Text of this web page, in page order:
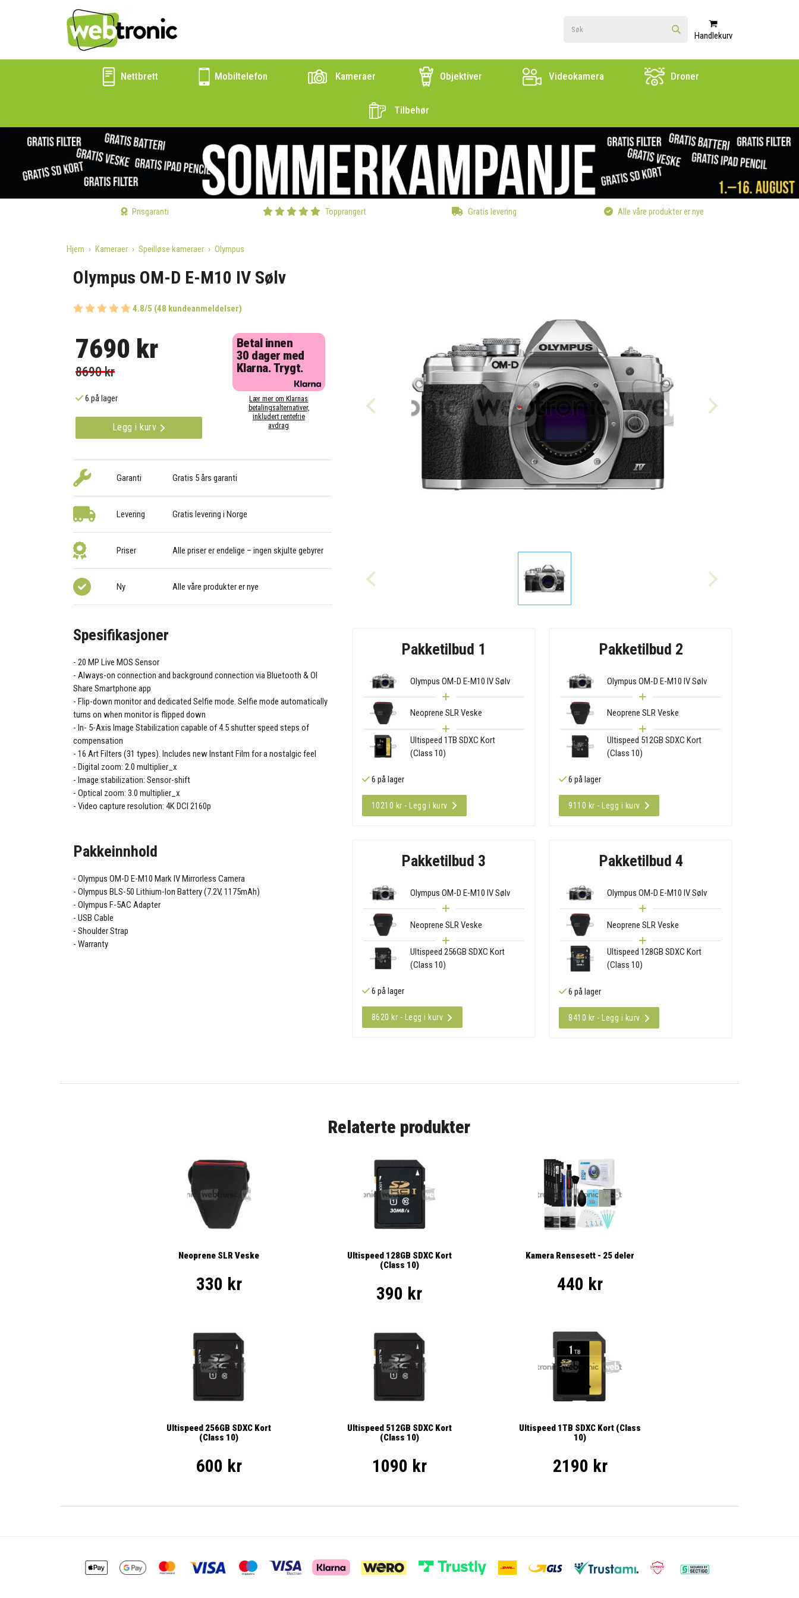
Handlekurv
Nettbrett Mobiltelefon Kameraer Objektiver Videokamera Droner
Tilbehør
Prisgaranti Topprangert Gratis levering Alle våre produkter er nye
Hjem Kameraer Speilløse kameraer Olympus
Olympus OM-D E-M10 IV Sølv
4.8/5 (48 kundeanmeldelser)
7690 kr
8690 kr
6 på lager
Legg i kurv
Betal innen
30 dager med
Klarna. Trygt.
Lær mer om Klarnas
betalingsalternativer,
inkludert rentefrie
avdrag
Garanti Gratis 5 års garanti
Levering Gratis levering i Norge
Priser Alle priser er endelige – ingen skjulte gebyrer
Ny Alle våre produkter er nye
Pakketilbud 1
Olympus OM-D E-M10 IV Sølv
Neoprene SLR Veske
Ultispeed 1TB SDXC Kort
(Class 10)
6 på lager
10210 kr - Legg i kurv
Pakketilbud 2
Olympus OM-D E-M10 IV Sølv
Neoprene SLR Veske
Ultispeed 512GB SDXC Kort
(Class 10)
6 på lager
9110 kr - Legg i kurv
Pakketilbud 3
Olympus OM-D E-M10 IV Sølv
Neoprene SLR Veske
Ultispeed 256GB SDXC Kort
(Class 10)
6 på lager
8620 kr - Legg i kurv
Pakketilbud 4
Olympus OM-D E-M10 IV Sølv
Neoprene SLR Veske
Ultispeed 128GB SDXC Kort
(Class 10)
6 på lager
8410 kr - Legg i kurv
Spesifikasjoner
20 MP Live MOS Sensor
Always-on connection and background connection via Bluetooth & OI
Share Smartphone app
Flip-down monitor and dedicated Selfie mode. Selfie mode automatically
turns on when monitor is flipped down
In- 5-Axis Image Stabilization capable of 4.5 shutter speed steps of
compensation
16 Art Filters (31 types). Includes new Instant Film for a nostalgic feel
Digital zoom: 2.0 multiplier_x
Image stabilization: Sensor-shift
Optical zoom: 3.0 multiplier_x
Video capture resolution: 4K DCI 2160p
Pakkeinnhold
Olympus OM-D E-M10 Mark IV Mirrorless Camera
Olympus BLS-50 Lithium-Ion Battery (7.2V, 1175mAh)
Olympus F-5AC Adapter
USB Cable
Shoulder Strap
Warranty
Relaterte produkter
Neoprene SLR Veske
330 kr
Ultispeed 128GB SDXC Kort
(Class 10)
390 kr
Kamera Rensesett - 25 deler
440 kr
Ultispeed 256GB SDXC Kort
(Class 10)
600 kr
Ultispeed 512GB SDXC Kort
(Class 10)
1090 kr
Ultispeed 1TB SDXC Kort (Class
10)
2190 kr